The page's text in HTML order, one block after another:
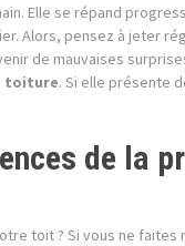
Elle se répand
Alors, pensez à jeter
de mauvaises
toiture. Si elle présente
de la
toit ? Si vous ne faites